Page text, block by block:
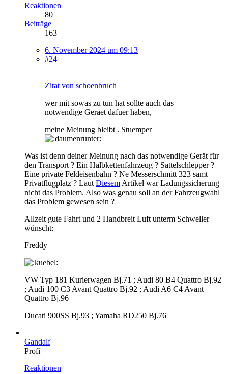
Reaktionen
80
Beiträge
163
6. November 2024 um 09:13
#24
Zitat von schoenbruch
wer mit sowas zu tun hat sollte auch das
notwendige Geraet dafuer haben,
meine Meinung bleibt . Stuemper
Was ist denn deiner Meinung nach das notwendige Gerät für
den Transport ? Ein Halbkettenfahrzeug ? Sattelschlepper ?
Eine private Feldeisenbahn ? Ne Messerschmitt 323 samt
Privatflugplatz ? Laut Diesem Artikel war Ladungssicherung
nicht das Problem. Also was genau soll an der Fahrzeugwahl
das Problem gewesen sein ?
Allzeit gute Fahrt und 2 Handbreit Luft unterm Schweller
wünscht:
Freddy
VW Typ 181 Kurierwagen Bj.71 ; Audi 80 B4 Quattro Bj.92
; Audi 100 C3 Avant Quattro Bj.92 ; Audi A6 C4 Avant
Quattro Bj.96
Ducati 900SS Bj.93 ; Yamaha RD250 Bj.76
Gandalf
Profi
Reaktionen